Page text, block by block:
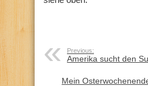
Previous:
Amerika sucht den
Mein